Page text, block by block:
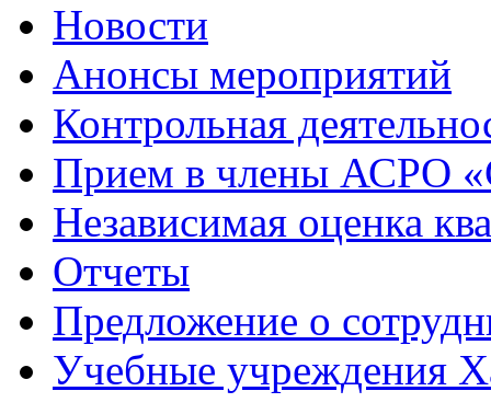
Новости
Анонсы мероприятий
Контрольная
Прием в члены АСРО
Независимая оценка
Отчеты
Предложение о
Учебные учреждения